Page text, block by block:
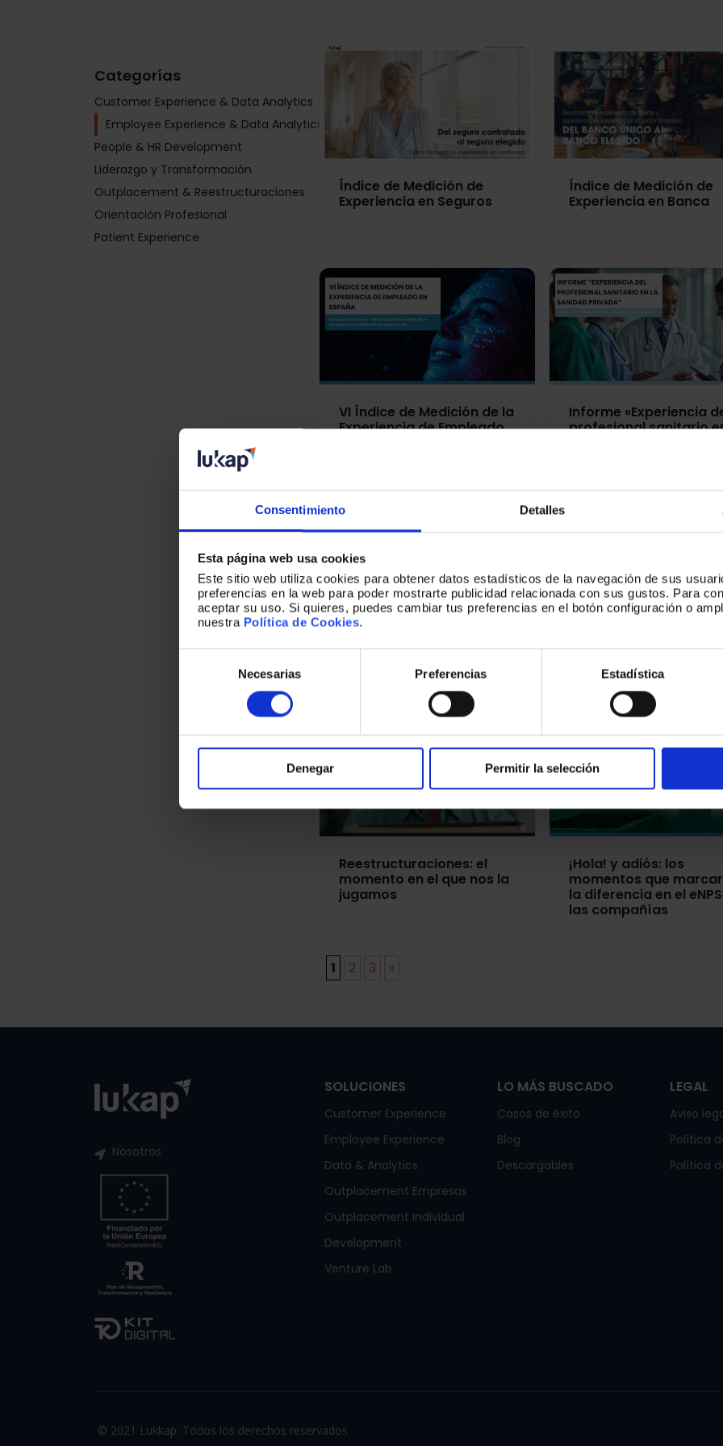
Consentimiento Detalles
Esta página web usa cookies
Este sitio web utiliza cookies para obtener datos estadísticos de la navegación de sus
preferencias en la web para poder mostrarte publicidad relacionada con sus gustos. Para
aceptar su uso. Si quieres, puedes cambiar tus preferencias en el botón configuración o
nuestra Política de Cookies.
Necesarias Preferencias Estadística
Denegar Permitir la selección
Categorías
Customer Experience & Data Analytics
Employee Experience & Data Analytics
People & HR Development
Liderazgo y Transformación
Outplacement & Reestructuraciones
Orientación Profesional
Patient Experience
Índice de Medición de
Experiencia en Seguros
Índice de Medición de
Experiencia en Banca
VI Índice de Medición de la
Experiencia de Empleado
Informe «Experiencia
profesional sanitario
Experiencia de Empleado
Experiencia de
en Perú
Reestructuraciones: el
momento en el que nos la
jugamos
¡Hola! y adiós: los
momentos que
la diferencia en el
las compañías
1 2 3 »
Nosotros
SOLUCIONES
Customer Experience
Employee Experience
Data & Analytics
Outplacement Empresas
Outplacement Individual
Development
Venture Lab
LO MÁS BUSCADO
Casos de éxito
Blog
Descargables
LEGAL
Aviso
Política
Política
© 2021 Lukkap. Todos los derechos reservados